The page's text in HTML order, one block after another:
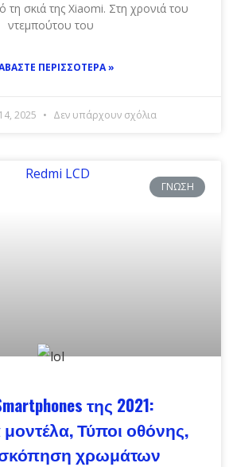
τη σκιά της Xiaomi. Στη χρονιά του
ντεμπούτου του
ΠΕΡΙΣΣΌΤΕΡΑ »
2025 Δεν υπάρχουν σχόλια
ΓΝΏΣΗ
της 2021:
Τύποι οθόνης,
χρωμάτων